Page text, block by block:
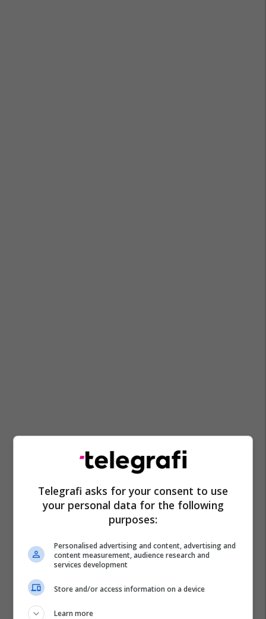
Donald Trump
Telegrafi asks for your consent to use
your personal data for the following
purposes:
Personalised advertising and content, advertising and
content measurement, audience research and
services development
Store and/or access information on a device
Learn more